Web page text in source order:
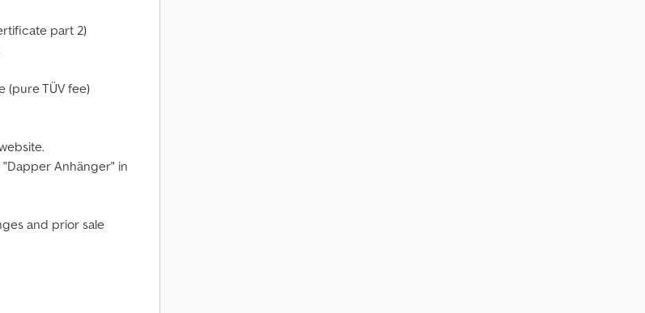
part 2)
(pure TÜV fee)
Anhänger" in
and prior sale